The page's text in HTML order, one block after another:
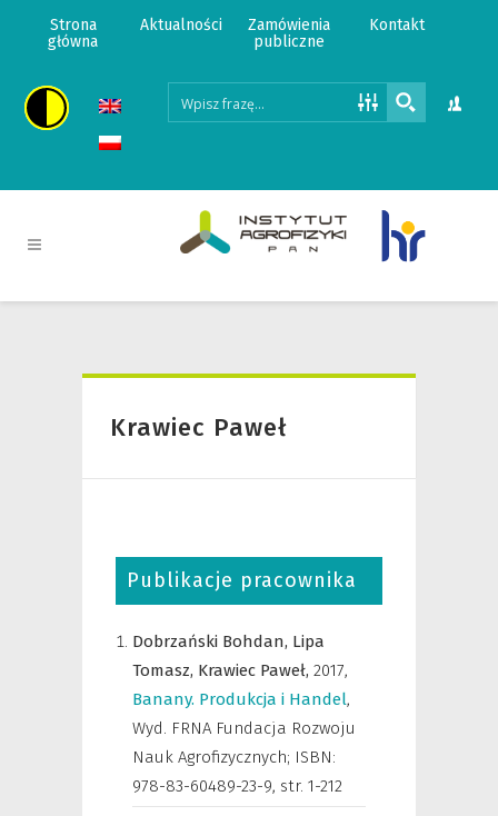
Strona
główna
Aktualności
Zamówienia
publiczne
Kontakt
Krawiec Paweł
Publikacje pracownika
Dobrzański Bohdan, Lipa
Tomasz, Krawiec Paweł, 2017,
Banany. Produkcja i Handel,
Wyd. FRNA Fundacja Rozwoju
Nauk Agrofizycznych; ISBN:
978-83-60489-23-9, str. 1-212